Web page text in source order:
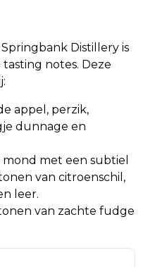
Distillery is
notes. Deze
appel, perzik,
dunnage en
mond met een subtiel
van citroenschil,
leer.
van zachte fudge